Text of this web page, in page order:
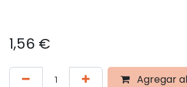
1,56 €
Agregar